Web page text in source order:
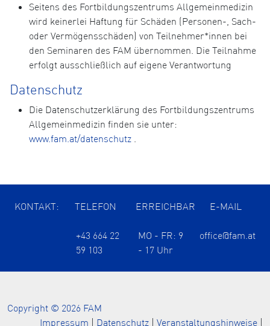
Seitens des Fortbildungszentrums Allgemeinmedizin
wird keinerlei Haftung für Schäden (Personen-, Sach-
oder Vermögensschäden) von Teilnehmer*innen bei
den Seminaren des FAM übernommen. Die Teilnahme
erfolgt ausschließlich auf eigene Verantwortung
Datenschutz
Die Datenschutzerklärung des Fortbildungszentrums
Allgemeinmedizin finden sie unter:
www.fam.at/datenschutz .
KONTAKT: TELEFON ERREICHBAR E-MAIL
+43 664 22
59 103
MO - FR: 9
- 17 Uhr
office@fam.at
Copyright © 2026 FAM
Impressum
Datenschutz Veranstaltungshinweise